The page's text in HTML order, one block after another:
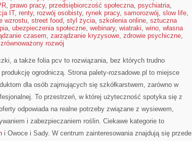
, prawo pracy, przedsiębiorczość społeczna, psychiatria,
IT, renty, rozwój osobisty, rynek pracy, samorozwój, slow life,
wzrostu, street food, styl życia, szkolenia online, sztuczna
, ubezpieczenia społeczne, webinary, wiatraki, wino, własna
czasem, zarządzanie kryzysowe, zdrowie psychiczne,
zrównoważony rozwój
a także folia pcv to rozwiązania, bez których trudno
ogrodniczą. Strona palety-rozsadowe.pl to miejsce
dla osób zajmujących się szkółkarstwem, zarówno w
To przestrzeń, w której użyteczność spotyka się z
odpowiada na realne potrzeby związane z wysiewem,
i zabezpieczaniem roślin. Ciekawe kategorie to
i Owoce i Sady. W centrum zainteresowania znajdują się przede